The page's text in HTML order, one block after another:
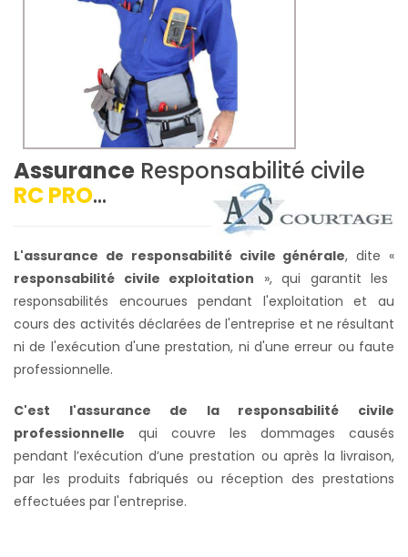
Assurance Responsabilité civile
RC PRO...
L'assurance de responsabilité civile générale, dite «
responsabilité civile exploitation », qui garantit les
responsabilités encourues pendant l'exploitation et au
cours des activités déclarées de l'entreprise et ne résultant
ni de l'exécution d'une prestation, ni d'une erreur ou faute
professionnelle.
C'est l'assurance de la responsabilité civile
professionnelle qui couvre les dommages causés
pendant l’exécution d’une prestation ou après la livraison,
par les produits fabriqués ou réception des prestations
effectuées par l'entreprise.